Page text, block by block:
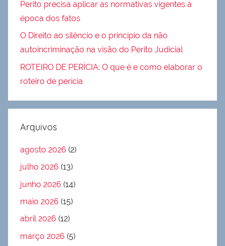
Perito precisa aplicar as normativas vigentes à
época dos fatos
O Direito ao silêncio e o princípio da não
autoincriminação na visão do Perito Judicial
ROTEIRO DE PERÍCIA: O que é e como elaborar o
roteiro de perícia
Arquivos
agosto 2026 (2)
julho 2026 (13)
junho 2026 (14)
maio 2026 (15)
abril 2026 (12)
março 2026 (5)